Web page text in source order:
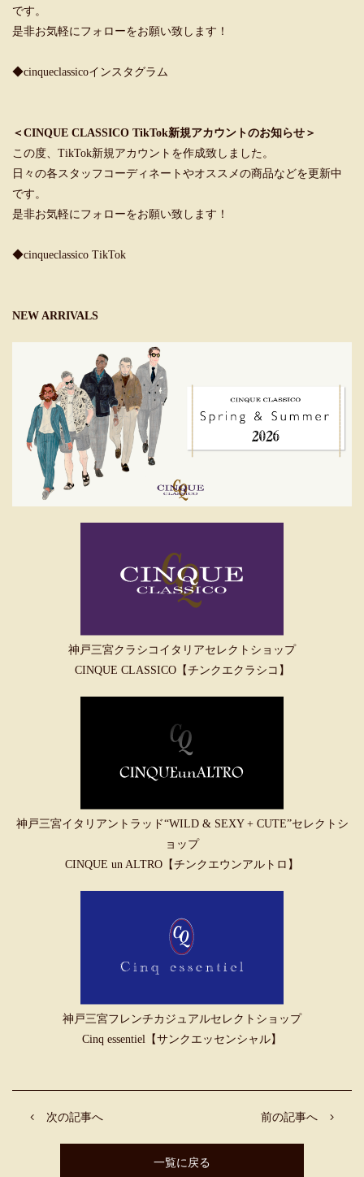
です。
是非お気軽にフォローをお願い致します！
◆cinqueclassicoインスタグラム
＜CINQUE CLASSICO TikTok新規アカウントのお知らせ＞
この度、TikTok新規アカウントを作成致しました。
日々の各スタッフコーディネートやオススメの商品などを更新中
です。
是非お気軽にフォローをお願い致します！
◆cinqueclassico TikTok
NEW ARRIVALS
神戸三宮クラシコイタリアセレクトショップ
CINQUE CLASSICO【チンクエクラシコ】
神戸三宮イタリアントラッド“WILD & SEXY + CUTE”セレクトシ
ョップ
CINQUE un ALTRO【チンクエウンアルトロ】
神戸三宮フレンチカジュアルセレクトショップ
Cinq essentiel【サンクエッセンシャル】
前の記事へ
次の記事へ
一覧に戻る